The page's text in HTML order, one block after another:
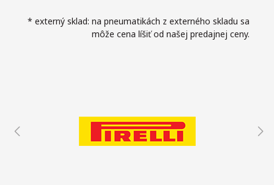
* externý sklad: na pneumatikách z externého skladu sa
môže cena líšiť od našej predajnej ceny.